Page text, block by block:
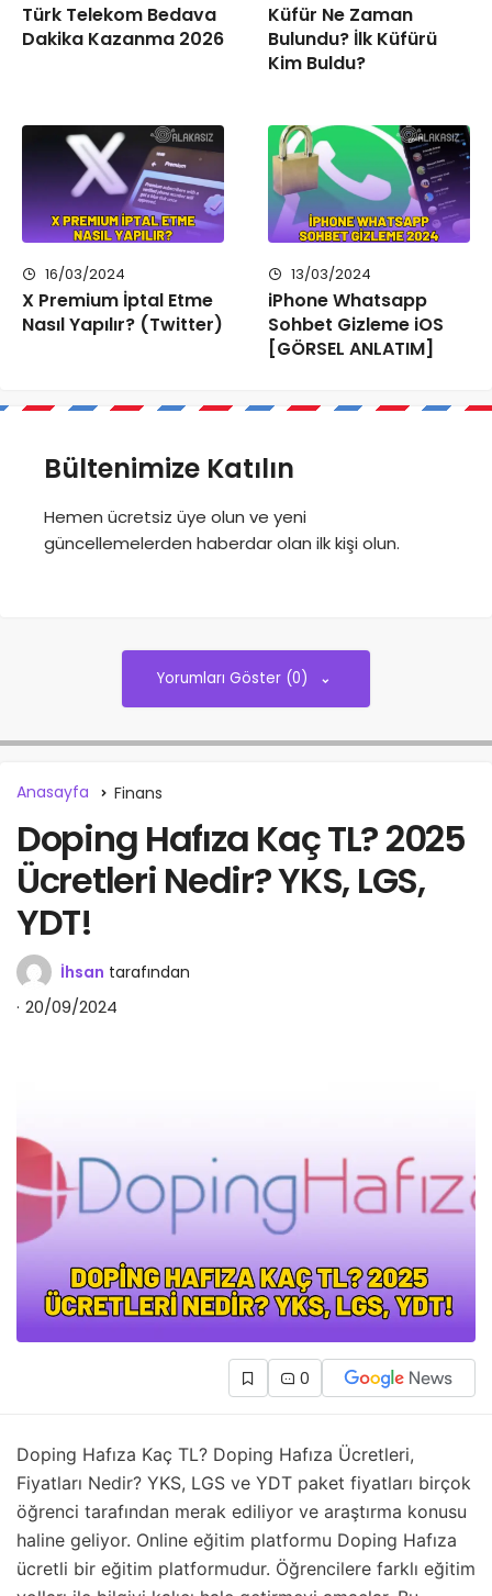
Türk Telekom Bedava
Dakika Kazanma 2026
Küfür Ne Zaman
Bulundu? İlk Küfürü
Kim Buldu?
16/03/2024
X Premium İptal Etme
Nasıl Yapılır? (Twitter)
13/03/2024
iPhone Whatsapp
Sohbet Gizleme iOS
[GÖRSEL ANLATIM]
Bültenimize Katılın
Hemen ücretsiz üye olun ve yeni
güncellemelerden haberdar olan ilk kişi olun.
Yorumları Göster (0)
Anasayfa Finans
Doping Hafıza Kaç TL? 2025
Ücretleri Nedir? YKS, LGS,
YDT!
İhsan tarafından
20/09/2024
0
Doping Hafıza Kaç TL? Doping Hafıza Ücretleri,
Fiyatları Nedir? YKS, LGS ve YDT paket fiyatları birçok
öğrenci tarafından merak ediliyor ve araştırma konusu
haline geliyor. Online eğitim platformu Doping Hafıza
ücretli bir eğitim platformudur. Öğrencilere farklı eğitim